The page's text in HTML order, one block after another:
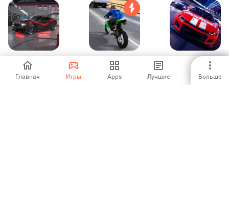
Главная Игры Apps Лучшие Больше
TopSpeed: Drag &
Fast Racing
4.66
Moto Traffic Race Stock Car Racing